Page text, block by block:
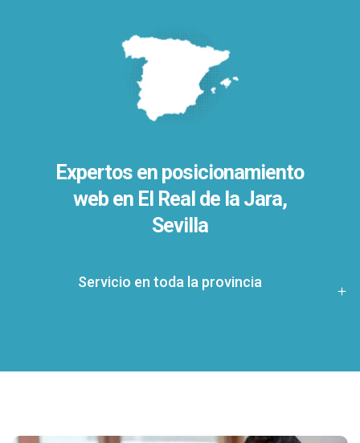
Expertos en posicionamiento
web en El Real de la Jara,
Sevilla
Servicio en toda la provincia